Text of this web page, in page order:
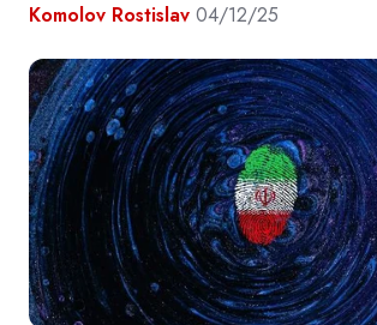
Komolov Rostislav 04/12/25